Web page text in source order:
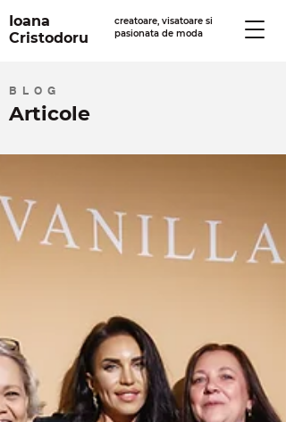
Ioana
Cristodoru
creatoare, visatoare si
pasionata de moda
BLOG
Articole